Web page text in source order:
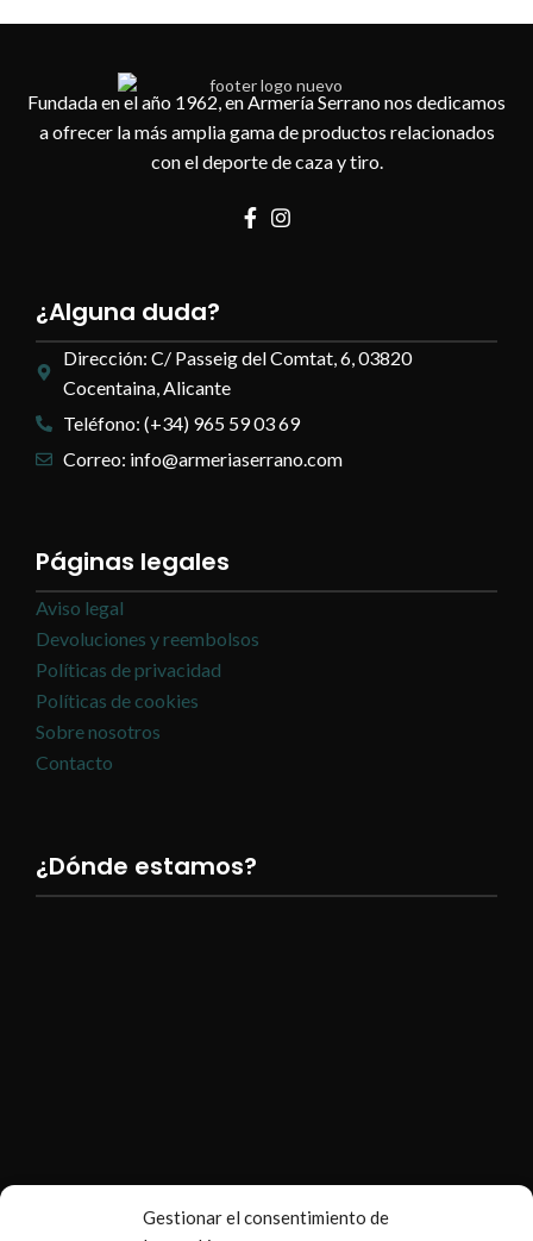
Gestionar el consentimiento de
Fundada en el año 1962, en Armería Serrano nos dedicamos
a ofrecer la más amplia gama de productos relacionados
con el deporte de caza y tiro.
¿Alguna duda?
Dirección: C/ Passeig del Comtat, 6, 03820
Cocentaina, Alicante
Teléfono: (+34) 965 59 03 69
Correo: info@armeriaserrano.com
Páginas legales
Aviso legal
Devoluciones y reembolsos
Políticas de privacidad
Políticas de cookies
Sobre nosotros
Contacto
¿Dónde estamos?